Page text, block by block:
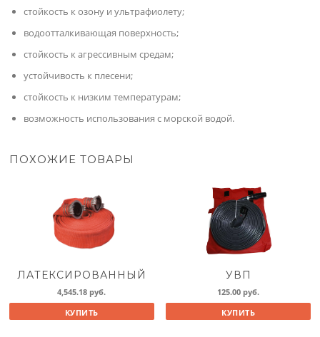
стойкость к озону и ультрафиолету;
водоотталкивающая поверхность;
стойкость к агрессивным средам;
устойчивость к плесени;
стойкость к низким температурам;
возможность использования с морской водой.
ПОХОЖИЕ ТОВАРЫ
ЛАТЕКСИРОВАННЫЙ
4,545.18 руб.
КУПИТЬ
УВП
125.00 руб.
КУПИТЬ